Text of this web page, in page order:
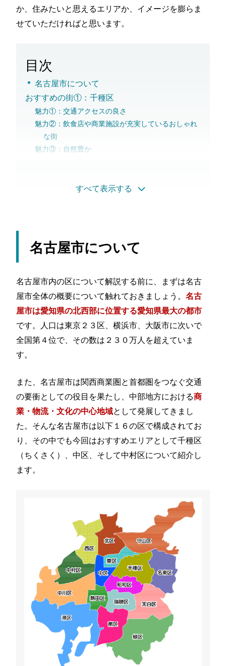
か、住みたいと思えるエリアか、イメージを膨らま
せていただければと思います。
目次
名古屋市について
おすすめの街①：千種区
魅力①：交通アクセスの良さ
魅力②：飲食店や商業施設が充実しているおしゃれ
な街
魅力③：自然豊か
魅力②：賑わいを見せる繁華街
魅力②：再開発が進む期待の街
魅力③：下町情緒溢れる街並み
すべて表示する
名古屋市について
名古屋市内の区について解説する前に、まずは名古
屋市全体の概要について触れておきましょう。名古
屋市は愛知県の北西部に位置する愛知県最大の都市
です。人口は東京２３区、横浜市、大阪市に次いで
全国第４位で、その数は２３０万人を超えていま
す。
また、名古屋市は関西商業圏と首都圏をつなぐ交通
の要衝としての役目を果たし、中部地方における商
業・物流・文化の中心地域として発展してきまし
た。そんな名古屋市は以下１６の区で構成されてお
り、その中でも今回はおすすめエリアとして千種区
（ちくさく）、中区、そして中村区について紹介し
ます。